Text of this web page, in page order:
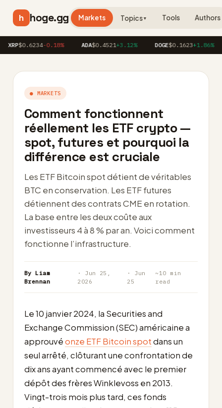
h hoge.gg Markets Topics▼ Tools Authors
$0.6234-0.18% ADA $0.4521+3.12% DOGE $0.1623+1.86%
● MARKETS
Comment fonctionnent
réellement les ETF crypto —
spot, futures et pourquoi la
différence est cruciale
Les ETF Bitcoin spot détient de véritables
BTC en conservation. Les ETF futures
détiennent des contrats CME en rotation.
La base entre les deux coûte aux
investisseurs 4 à 8 % par an. Voici comment
fonctionne l’infrastructure.
By Liam
Brennan
· Jun 25,
2026
· Jun
25
~10 min
read
Le 10 janvier 2024, la Securities and
Exchange Commission (SEC) américaine a
approuvéonze ETF Bitcoin spotdans un
seul arrêté, clôturant une confrontation de
dix ans ayant commencé avec le premier
dépôt des frères Winklevoss en 2013.
Vingt-trois mois plus tard, ces fonds